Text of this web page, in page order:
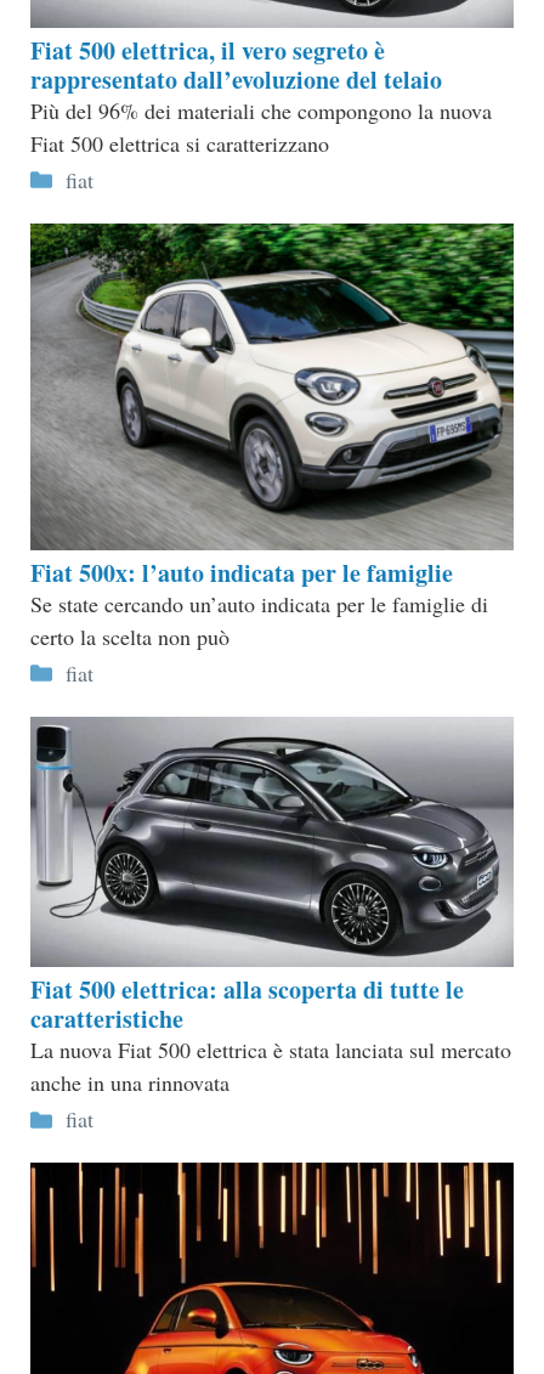
Fiat 500 elettrica, il vero segreto è
rappresentato dall’evoluzione del telaio
Più del 96% dei materiali che compongono la nuova
Fiat 500 elettrica si caratterizzano
Categorie
fiat
Fiat 500x: l’auto indicata per le famiglie
Se state cercando un’auto indicata per le famiglie di
certo la scelta non può
Categorie
fiat
Fiat 500 elettrica: alla scoperta di tutte le
caratteristiche
La nuova Fiat 500 elettrica è stata lanciata sul mercato
anche in una rinnovata
Categorie
fiat